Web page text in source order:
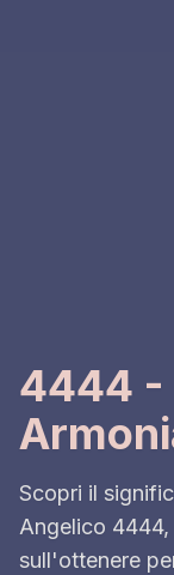
4444 -
Scopri il
Angelico
sull'ottenere